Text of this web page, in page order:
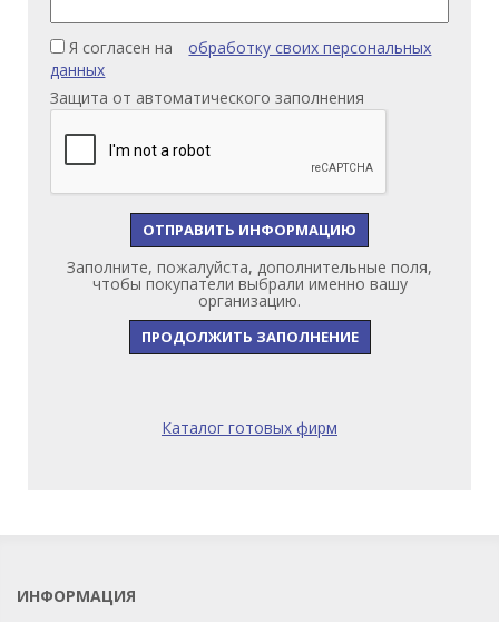
Я согласен на
обработку своих персональных
данных
Защита от автоматического заполнения
Заполните, пожалуйста, дополнительные поля,
чтобы покупатели выбрали именно вашу
организацию.
ПРОДОЛЖИТЬ ЗАПОЛНЕНИЕ
Каталог готовых фирм
ИНФОРМАЦИЯ